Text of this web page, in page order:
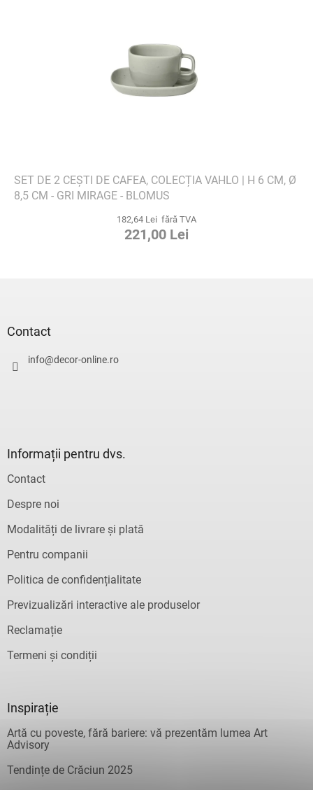
SET DE 2 CEȘTI DE CAFEA, COLECȚIA VAHLO | H 6 CM, Ø
8,5 CM - GRI MIRAGE - BLOMUS
182,64 Lei fără TVA
221,00 Lei
Contact
info@decor-online.ro
Informații pentru dvs.
Contact
Despre noi
Modalități de livrare și plată
Pentru companii
Politica de confidențialitate
Previzualizări interactive ale produselor
Reclamație
Termeni și condiții
Inspirație
Artă cu poveste, fără bariere: vă prezentăm lumea Art
Advisory
Tendințe de Crăciun 2025